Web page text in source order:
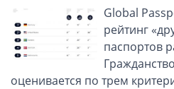
Kомпания в Канаде с лицензией
Казахстан (компания и счёт)
Открытие счета в банках Казахстана
Платежная система Гонконга
Global
рейтинг
паспортов
оценивается по трем